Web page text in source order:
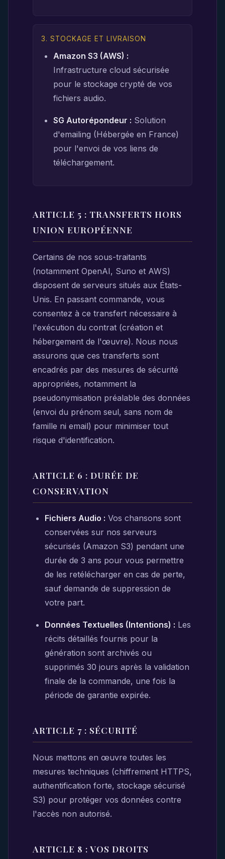
3. STOCKAGE ET LIVRAISON
Amazon S3 (AWS) :
Infrastructure cloud sécurisée
pour le stockage crypté de vos
fichiers audio.
SG Autorépondeur : Solution
d'emailing (Hébergée en France)
pour l'envoi de vos liens de
téléchargement.
ARTICLE 5 : TRANSFERTS HORS
UNION EUROPÉENNE
Certains de nos sous-traitants
(notamment OpenAI, Suno et AWS)
disposent de serveurs situés aux États-
Unis. En passant commande, vous
consentez à ce transfert nécessaire à
l'exécution du contrat (création et
hébergement de l'œuvre). Nous nous
assurons que ces transferts sont
encadrés par des mesures de sécurité
appropriées, notamment la
pseudonymisation préalable des données
(envoi du prénom seul, sans nom de
famille ni email) pour minimiser tout
risque d'identification.
ARTICLE 6 : DURÉE DE
CONSERVATION
Fichiers Audio : Vos chansons sont
conservées sur nos serveurs
sécurisés (Amazon S3) pendant une
durée de 3 ans pour vous permettre
de les retélécharger en cas de perte,
sauf demande de suppression de
votre part.
Données Textuelles (Intentions) : Les
récits détaillés fournis pour la
génération sont archivés ou
supprimés 30 jours après la validation
finale de la commande, une fois la
période de garantie expirée.
ARTICLE 7 : SÉCURITÉ
Nous mettons en œuvre toutes les
mesures techniques (chiffrement HTTPS,
authentification forte, stockage sécurisé
S3) pour protéger vos données contre
l'accès non autorisé.
ARTICLE 8 : VOS DROITS